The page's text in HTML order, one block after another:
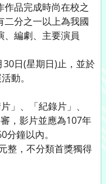
品完成時尚在校之
二分之一以上為我國
、編劇、主要演員
日(星期日)止，並於
動。
」、「紀錄片」、
，影片並應為107年
鐘以內。
整，不分類首獎獨得